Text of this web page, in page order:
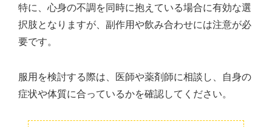
特に、心身の不調を同時に抱えている場合に有効な選
択肢となりますが、副作用や飲み合わせには注意が必
要です。
服用を検討する際は、医師や薬剤師に相談し、自身の
症状や体質に合っているかを確認してください。